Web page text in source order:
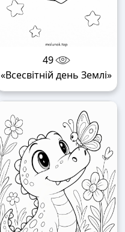
49
«Всесвітній день Землі»